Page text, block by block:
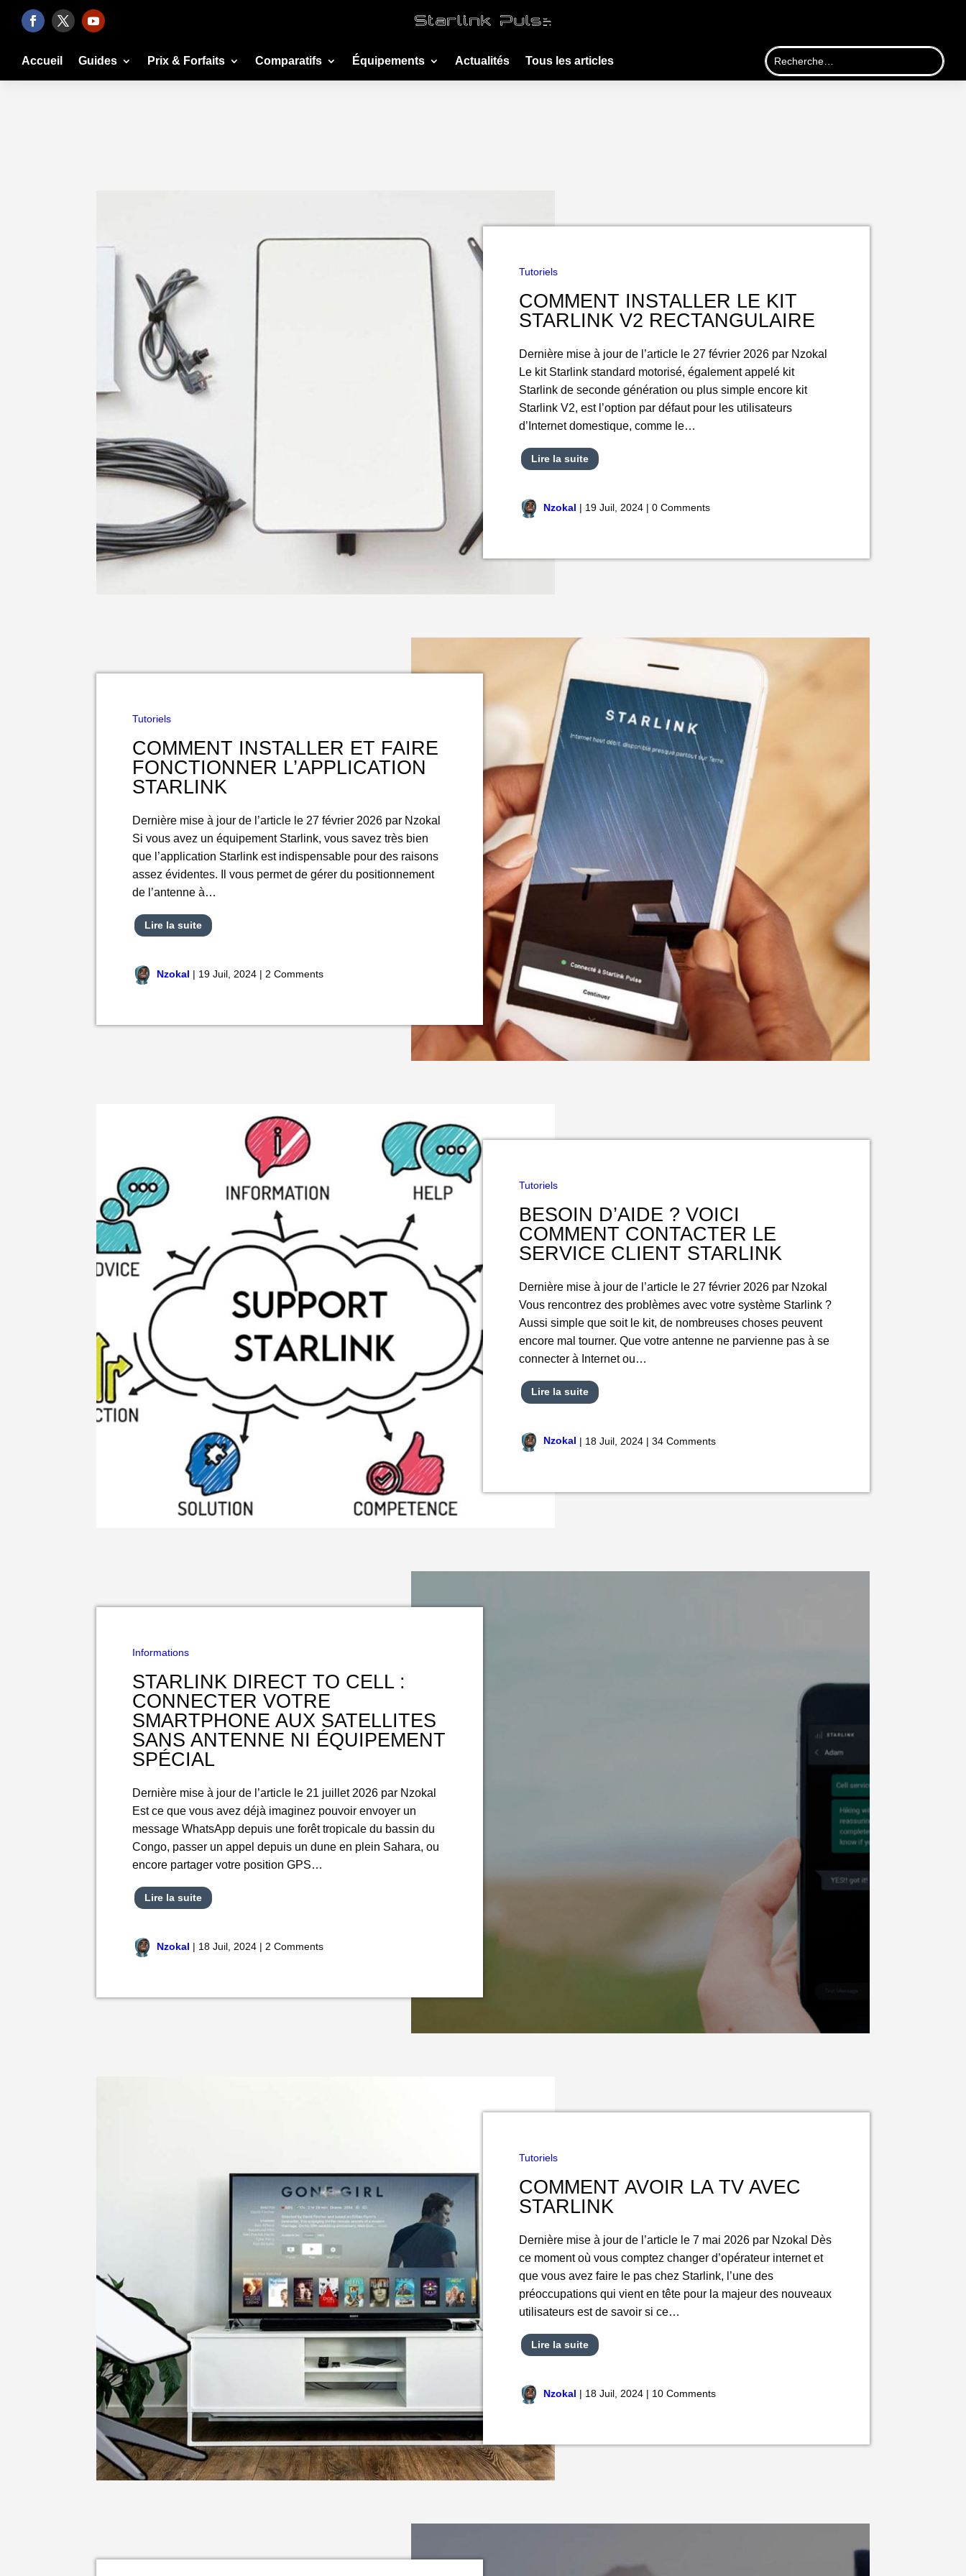
Accueil Guides Prix & Forfaits Comparatifs Équipements Actualités Tous les articles
Tutoriels
COMMENT INSTALLER LE KIT
STARLINK V2 RECTANGULAIRE
Dernière mise à jour de l’article le 27 février 2026 par Nzokal
Le kit Starlink standard motorisé, également appelé kit
Starlink de seconde génération ou plus simple encore kit
Starlink V2, est l’option par défaut pour les utilisateurs
d’Internet domestique, comme le…
Lire la suite
Nzokal | 19 Juil, 2024 | 0 Comments
Tutoriels
COMMENT INSTALLER ET FAIRE
FONCTIONNER L’APPLICATION
STARLINK
Dernière mise à jour de l’article le 27 février 2026 par Nzokal
Si vous avez un équipement Starlink, vous savez très bien
que l’application Starlink est indispensable pour des raisons
assez évidentes. Il vous permet de gérer du positionnement
de l’antenne à…
Lire la suite
Nzokal | 19 Juil, 2024 | 2 Comments
Tutoriels
BESOIN D’AIDE ? VOICI
COMMENT CONTACTER LE
SERVICE CLIENT STARLINK
Dernière mise à jour de l’article le 27 février 2026 par Nzokal
Vous rencontrez des problèmes avec votre système Starlink ?
Aussi simple que soit le kit, de nombreuses choses peuvent
encore mal tourner. Que votre antenne ne parvienne pas à se
connecter à Internet ou…
Lire la suite
Nzokal | 18 Juil, 2024 | 34 Comments
Informations
STARLINK DIRECT TO CELL :
CONNECTER VOTRE
SMARTPHONE AUX SATELLITES
SANS ANTENNE NI ÉQUIPEMENT
SPÉCIAL
Dernière mise à jour de l’article le 21 juillet 2026 par Nzokal
Est ce que vous avez déjà imaginez pouvoir envoyer un
message WhatsApp depuis une forêt tropicale du bassin du
Congo, passer un appel depuis un dune en plein Sahara, ou
encore partager votre position GPS…
Lire la suite
Nzokal | 18 Juil, 2024 | 2 Comments
Tutoriels
COMMENT AVOIR LA TV AVEC
STARLINK
Dernière mise à jour de l’article le 7 mai 2026 par Nzokal Dès
ce moment où vous comptez changer d’opérateur internet et
que vous avez faire le pas chez Starlink, l’une des
préoccupations qui vient en tête pour la majeur des nouveaux
utilisateurs est de savoir si ce…
Lire la suite
Nzokal | 18 Juil, 2024 | 10 Comments